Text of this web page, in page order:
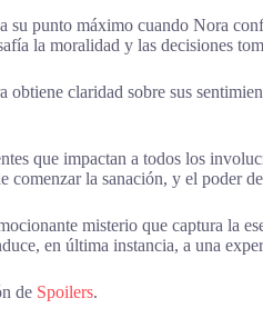
su punto máximo cuando Nora
la moralidad y las decisiones
obtiene claridad sobre sus
que impactan a todos los
comenzar la sanación, y el poder
misterio que captura la
en última instancia, a una
de Spoilers.